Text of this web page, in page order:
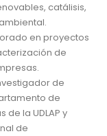
catálisis,
en proyectos
de
de
de
la UDLAP y
de